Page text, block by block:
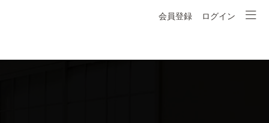
会員登録 ログイン